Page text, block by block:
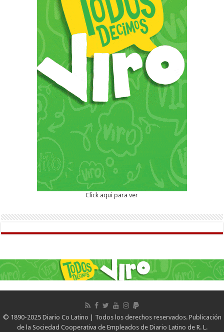
Click aqui para ver
© 1890-2025 Diario Co Latino | Todos los derechos reservados. Publicación
de la Sociedad Cooperativa de Empleados de Diario Latino de R. L.